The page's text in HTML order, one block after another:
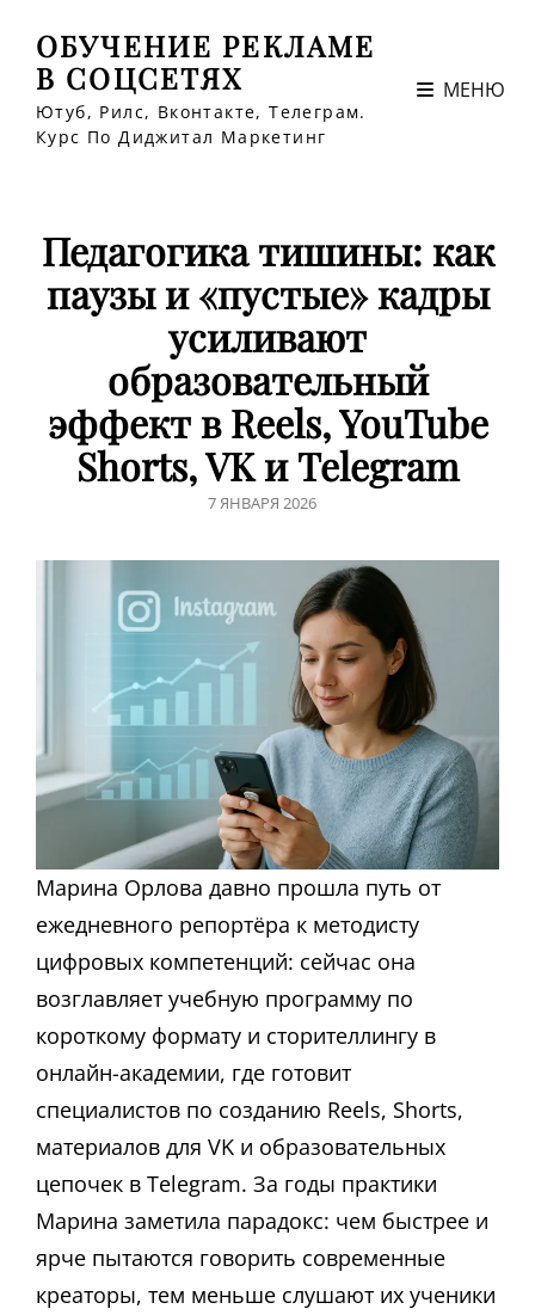
ОБУЧЕНИЕ РЕКЛАМЕ
В СОЦСЕТЯХ
Ютуб, Рилс, Вконтакте, Телеграм.
Курс По Диджитал Маркетинг
МЕНЮ
Педагогика тишины: как
паузы и «пустые» кадры
усиливают
образовательный
эффект в Reels, YouTube
Shorts, VK и Telegram
ЗАПИСЬ
7 ЯНВАРЯ 2026
Марина Орлова давно прошла путь от
ежедневного репортёра к методисту
цифровых компетенций: сейчас она
возглавляет учебную программу по
короткому формату и сторителлингу в
онлайн-академии, где готовит
специалистов по созданию Reels, Shorts,
материалов для VK и образовательных
цепочек в Telegram. За годы практики
Марина заметила парадокс: чем быстрее и
ярче пытаются говорить современные
креаторы, тем меньше слушают их ученики